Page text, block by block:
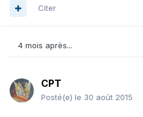
Citer
4 mois après...
CPT
Posté(e) le 30 août 2015